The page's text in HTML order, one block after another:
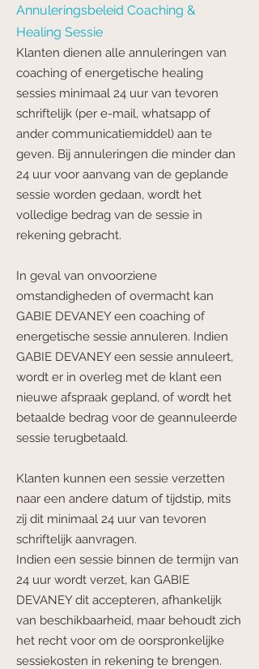
Annuleringsbeleid Coaching &
Healing Sessie
Klanten dienen alle annuleringen van
coaching of energetische healing
sessies minimaal 24 uur van tevoren
schriftelijk (per e-mail, whatsapp of
ander communicatiemiddel) aan te
geven. Bij annuleringen die minder dan
24 uur voor aanvang van de geplande
sessie worden gedaan, wordt het
volledige bedrag van de sessie in
rekening gebracht.
In geval van onvoorziene
omstandigheden of overmacht kan
GABIE DEVANEY een coaching of
energetische sessie annuleren. Indien
GABIE DEVANEY een sessie annuleert,
wordt er in overleg met de klant een
nieuwe afspraak gepland, of wordt het
betaalde bedrag voor de geannuleerde
sessie terugbetaald.
Klanten kunnen een sessie verzetten
naar een andere datum of tijdstip, mits
zij dit minimaal 24 uur van tevoren
schriftelijk aanvragen.
Indien een sessie binnen de termijn van
24 uur wordt verzet, kan GABIE
DEVANEY dit accepteren, afhankelijk
van beschikbaarheid, maar behoudt zich
het recht voor om de oorspronkelijke
sessiekosten in rekening te brengen.